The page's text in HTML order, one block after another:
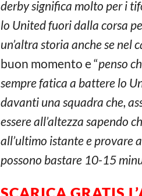
derby significa molto per i
lo United fuori dalla corsa
un’altra storia anche se nel
buon momento e “penso
sempre fatica a battere lo
davanti una squadra che,
essere all’altezza sapendo
all’ultimo istante e provare
possono bastare 10-15
SCARICA GRATIS L’